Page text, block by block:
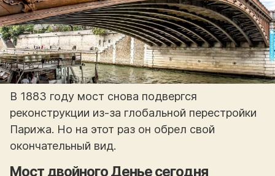
В 1883 году мост снова подвергся
реконструкции из-за глобальной перестройки
Парижа. Но на этот раз он обрел свой
окончательный вид.
Мост двойного Денье сегодня